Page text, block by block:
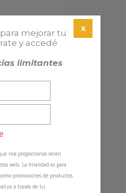
mejorar tu
y accedé
limitantes
X
nos proporcionas serán
web. La finalidad es para
promociones de productos
a través de tu